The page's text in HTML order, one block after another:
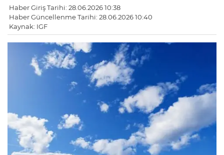
Haber Giriş Tarihi: 28.06.2026 10:38
Haber Güncellenme Tarihi: 28.06.2026 10:40
Kaynak: IGF